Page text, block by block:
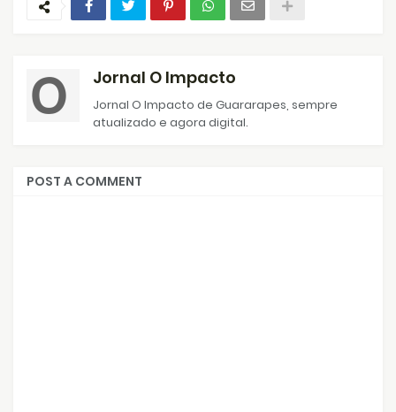
Jornal O Impacto
Jornal O Impacto de Guararapes, sempre
atualizado e agora digital.
POST A COMMENT